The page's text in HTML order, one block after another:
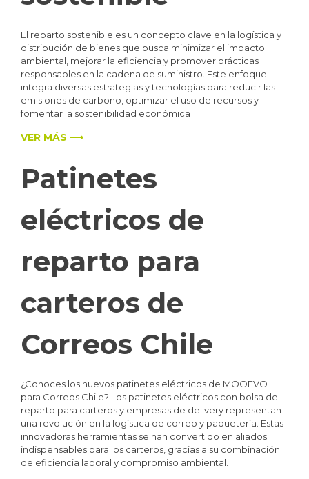
El reparto sostenible es un concepto clave en la logística y
distribución de bienes que busca minimizar el impacto
ambiental, mejorar la eficiencia y promover prácticas
responsables en la cadena de suministro. Este enfoque
integra diversas estrategias y tecnologías para reducir las
emisiones de carbono, optimizar el uso de recursos y
fomentar la sostenibilidad económica
VER MÁS ⟶
Patinetes
eléctricos de
reparto para
carteros de
Correos Chile
¿Conoces los nuevos patinetes eléctricos de MOOEVO
para Correos Chile? Los patinetes eléctricos con bolsa de
reparto para carteros y empresas de delivery representan
una revolución en la logística de correo y paquetería. Estas
innovadoras herramientas se han convertido en aliados
indispensables para los carteros, gracias a su combinación
de eficiencia laboral y compromiso ambiental.